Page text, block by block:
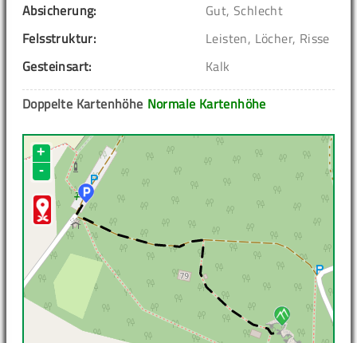
Absicherung:
Gut, Schlecht
Felsstruktur:
Leisten, Löcher, Risse
Gesteinsart:
Kalk
Normale Kartenhöhe
Doppelte Kartenhöhe
+
-